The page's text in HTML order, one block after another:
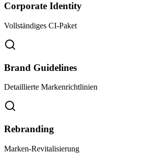
Corporate Identity
Vollständiges CI-Paket
Brand Guidelines
Detaillierte Markenrichtlinien
Rebranding
Marken-Revitalisierung